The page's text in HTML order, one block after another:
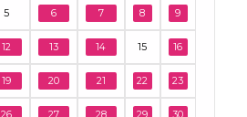
5 6 7 8 9
12 13 14 15 16
19 20 21 22 23